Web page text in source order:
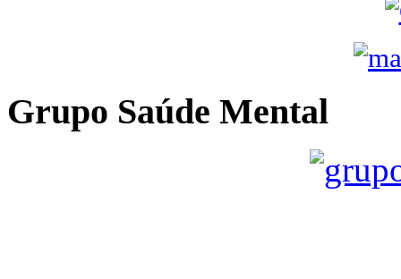
Grupo Saúde Mental